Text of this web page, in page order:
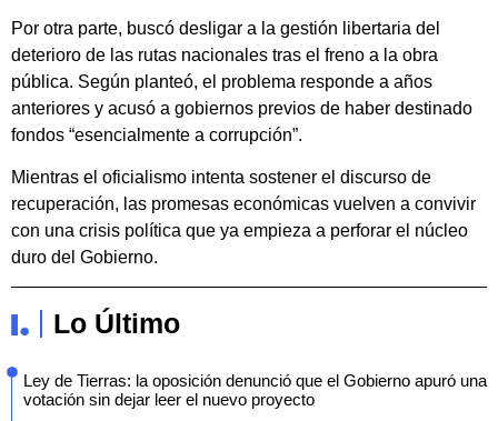
Por otra parte, buscó desligar a la gestión libertaria del
deterioro de las rutas nacionales tras el freno a la obra
pública. Según planteó, el problema responde a años
anteriores y acusó a gobiernos previos de haber destinado
fondos “esencialmente a corrupción”.
Mientras el oficialismo intenta sostener el discurso de
recuperación, las promesas económicas vuelven a convivir
con una crisis política que ya empieza a perforar el núcleo
duro del Gobierno.
Lo Último
Ley de Tierras: la oposición denunció que el Gobierno apuró una
votación sin dejar leer el nuevo proyecto